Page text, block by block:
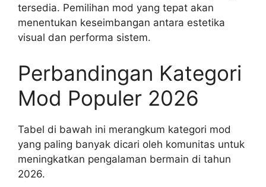
tersedia. Pemilihan mod yang tepat akan
menentukan keseimbangan antara estetika
visual dan performa sistem.
Perbandingan Kategori
Mod Populer 2026
Tabel di bawah ini merangkum kategori mod
yang paling banyak dicari oleh komunitas untuk
meningkatkan pengalaman bermain di tahun
2026.